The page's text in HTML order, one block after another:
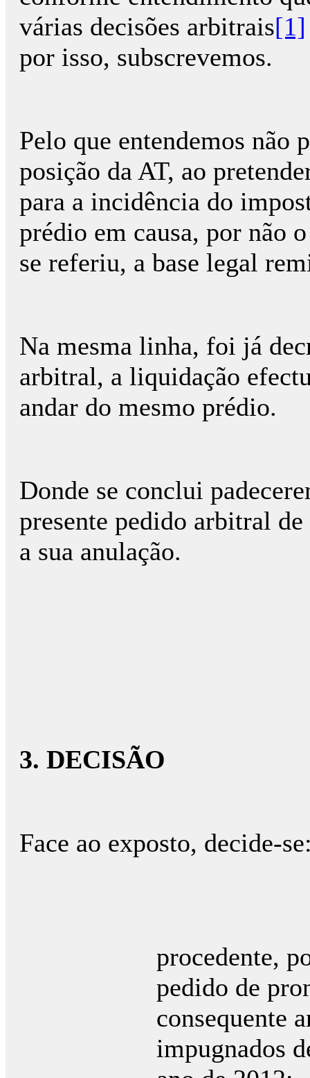
várias decisões arbitrais[1]
por isso, subscrevemos.
Pelo que entendemos não
posição da AT, ao
para a incidência do
prédio em causa, por não
se referiu, a base legal
Na mesma linha, foi já
arbitral, a liquidação
andar do mesmo prédio.
Donde se conclui
presente pedido arbitral
a sua anulação.
3. DECISÃO
Face ao exposto, decide-
procedente,
pedido de
consequente
impugnados